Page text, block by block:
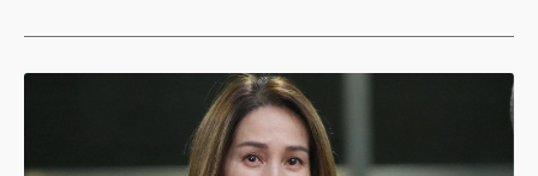
元，全案依違反《廢棄物清理法》、詐欺、公共危險及
《商業會計法》等罪嫌，起訴7名自然人及3家公司。